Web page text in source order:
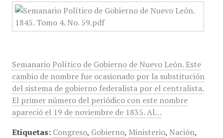
Semanario Político de Gobierno de Nuevo León. Este
cambio de nombre fue ocasionado por la substitución
del sistema de gobierno federalista por el centralista.
El primer número del periódico con este nombre
apareció el 19 de noviembre de 1835. Al…
Etiquetas: Congreso, Gobierno, Ministerio, Nación,